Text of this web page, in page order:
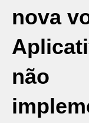
nova
não